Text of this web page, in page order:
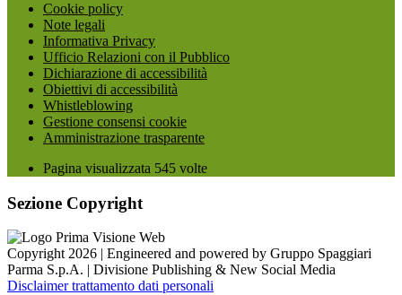
Cookie policy
Note legali
Informativa Privacy
Ufficio Relazioni con il Pubblico
Dichiarazione di accessibilità
Obiettivi di accessibilità
Whistleblowing
Gestione consensi cookie
Amministrazione trasparente
Pagina visualizzata 545 volte
Sezione Copyright
Copyright 2026 | Engineered and powered by Gruppo Spaggiari
Parma S.p.A. | Divisione Publishing & New Social Media
Disclaimer trattamento dati personali